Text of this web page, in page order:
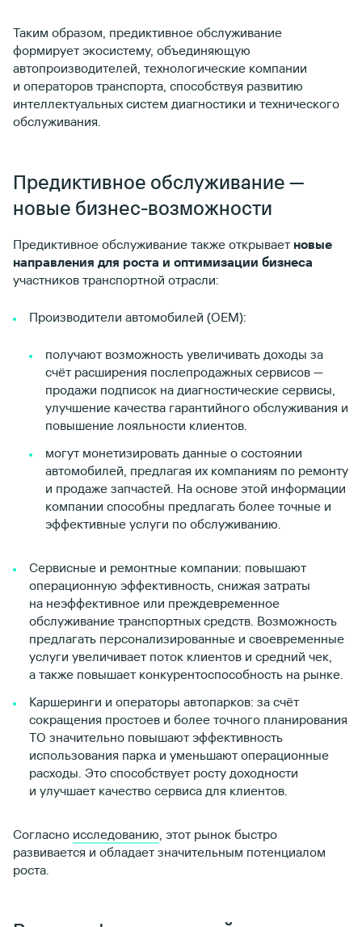
Таким образом, предиктивное обслуживание
формирует экосистему, объединяющую
автопроизводителей, технологические компании
и операторов транспорта, способствуя развитию
интеллектуальных систем диагностики и технического
обслуживания.
Предиктивное обслуживание —
новые бизнес-возможности
Предиктивное обслуживание также открывает новые
направления для роста и оптимизации бизнеса
участников транспортной отрасли:
Производители автомобилей (OEM):
получают возможность увеличивать доходы за
счёт расширения послепродажных сервисов —
продажи подписок на диагностические сервисы,
улучшение качества гарантийного обслуживания и
повышение лояльности клиентов.
могут монетизировать данные о состоянии
автомобилей, предлагая их компаниям по ремонту
и продаже запчастей. На основе этой информации
компании способны предлагать более точные и
эффективные услуги по обслуживанию.
Сервисные и ремонтные компании: повышают
операционную эффективность, снижая затраты
на неэффективное или преждевременное
обслуживание транспортных средств. Возможность
предлагать персонализированные и своевременные
услуги увеличивает поток клиентов и средний чек,
а также повышает конкурентоспособность на рынке.
Каршеринги и операторы автопарков: за счёт
сокращения простоев и более точного планирования
ТО значительно повышают эффективность
использования парка и уменьшают операционные
расходы. Это способствует росту доходности
и улучшает качество сервиса для клиентов.
Согласно исследованию, этот рынок быстро
развивается и обладает значительным потенциалом
роста.